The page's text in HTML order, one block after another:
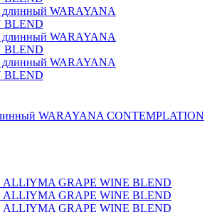
WARAYANA CONTEMPLATION